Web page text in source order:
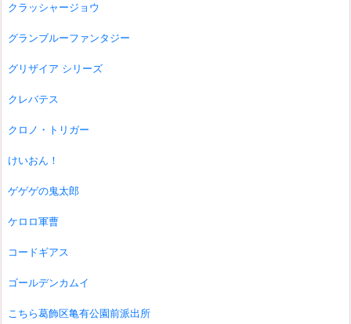
クラッシャージョウ
グランブルーファンタジー
グリザイア シリーズ
クレバテス
クロノ・トリガー
けいおん！
ゲゲゲの鬼太郎
ケロロ軍曹
コードギアス
ゴールデンカムイ
こちら葛飾区亀有公園前派出所